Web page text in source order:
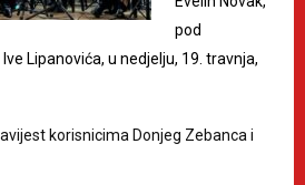
pod
Lipanovića, u nedjelju, 19. travnja,
korisnicima Donjeg Zebanca i